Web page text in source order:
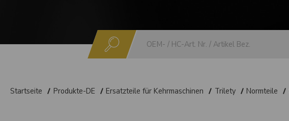
Startseite Produkte-DE Ersatzteile für Kehrmaschinen Trilety Normteile